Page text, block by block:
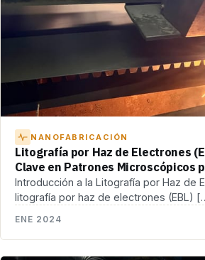
NANOFABRICACIÓN
Litografía por Haz de Electrones
Clave en Patrones Microscópicos
Introducción a la Litografía por Haz de
litografía por haz de electrones (EBL)
ENE 2024